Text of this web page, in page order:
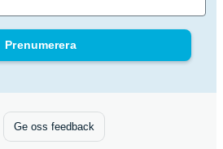
Prenumerera
Ge oss feedback